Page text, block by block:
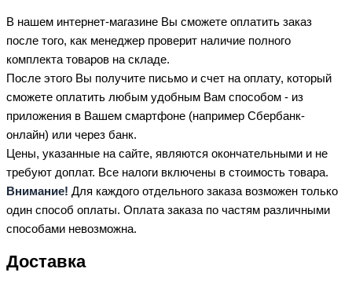
В нашем интернет-магазине Вы сможете оплатить заказ
после того, как менеджер проверит наличие полного
комплекта товаров на складе.
После этого Вы получите письмо и счет на оплату, который
сможете оплатить любым удобным Вам способом - из
приложения в Вашем смартфоне (например Сбербанк-
онлайн) или через банк.
Цены, указанные на сайте, являются окончательными и не
требуют доплат. Все налоги включены в стоимость товара.
Внимание! Для каждого отдельного заказа возможен только
один способ оплаты. Оплата заказа по частям различными
способами невозможна.
Доставка